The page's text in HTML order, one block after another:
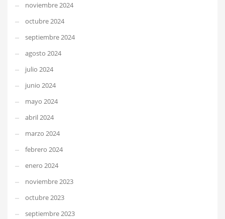
noviembre 2024
octubre 2024
septiembre 2024
agosto 2024
julio 2024
junio 2024
mayo 2024
abril 2024
marzo 2024
febrero 2024
enero 2024
noviembre 2023
octubre 2023
septiembre 2023